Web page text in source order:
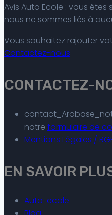
Avis Auto Ecole : vous
nous ne sommes liés à
Vous souhaitez rajouter
Contactez-nous
CONTACTEZ-
notre formulaire de
Mentions Légales /
EN SAVOIR
Auto-ecole